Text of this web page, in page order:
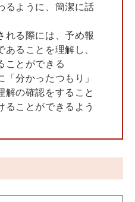
るように、簡潔に話
れる際には、予め報
ることを理解し、
ことができる
分かったつもり」
解の確認をすること
ることができるよう